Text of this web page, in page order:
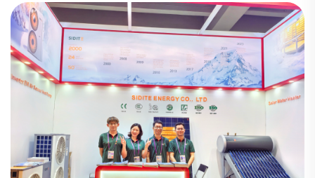
fortalecemos parcerias globais no setor de energia
renovável. Liderando a Inovação em Energia
Renovável Este ano na ...